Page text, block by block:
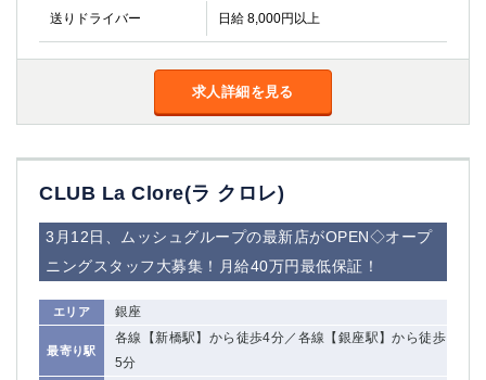
送りドライバー 日給 8,000円以上
求人詳細を見る
CLUB La Clore(ラ クロレ)
3月12日、ムッシュグループの最新店がOPEN◇オープ
ニングスタッフ大募集！月給40万円最低保証！
エリア 銀座
最寄り駅
各線【新橋駅】から徒歩4分／各線【銀座駅】から徒歩
5分